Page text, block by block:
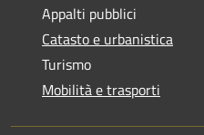
Appalti pubblici
Catasto e urbanistica
Turismo
Mobilità e trasporti